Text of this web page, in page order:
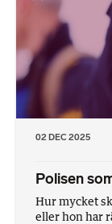
02 DEC 2025
Polisen
Hur mycket
eller hon har